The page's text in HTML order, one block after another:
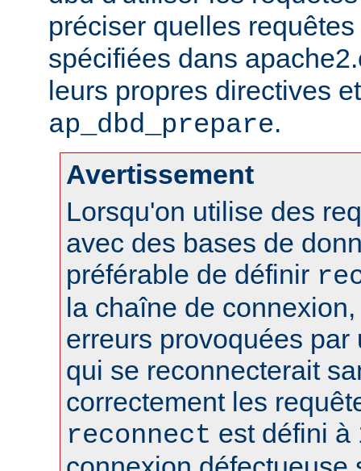
préciser quelles
spécifiées dans
leurs propres directives
ap_dbd_prepare.
Avertissement
Lorsqu'on utilise des
avec des bases de
préférable de définir
la chaîne de
erreurs provoquées par
qui se reconnecterait
correctement les
reconnect est défini à